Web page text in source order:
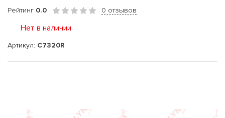
Рейтинг 0.0 0 отзывов
Нет в наличии
Артикул: C7320R